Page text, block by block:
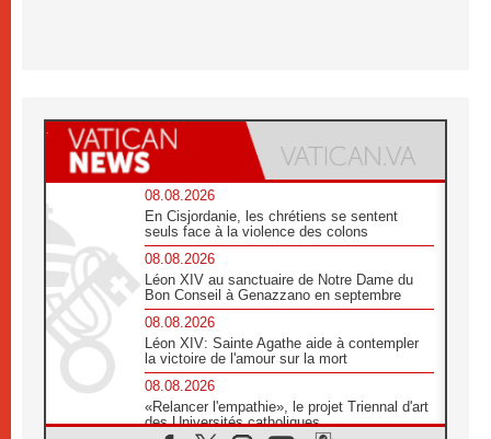
08.08.2026
En Cisjordanie, les chrétiens se sentent
seuls face à la violence des colons
08.08.2026
Léon XIV au sanctuaire de Notre Dame du
Bon Conseil à Genazzano en septembre
08.08.2026
Léon XIV: Sainte Agathe aide à contempler
la victoire de l'amour sur la mort
08.08.2026
«Relancer l'empathie», le projet Triennal d'art
des Universités catholiques